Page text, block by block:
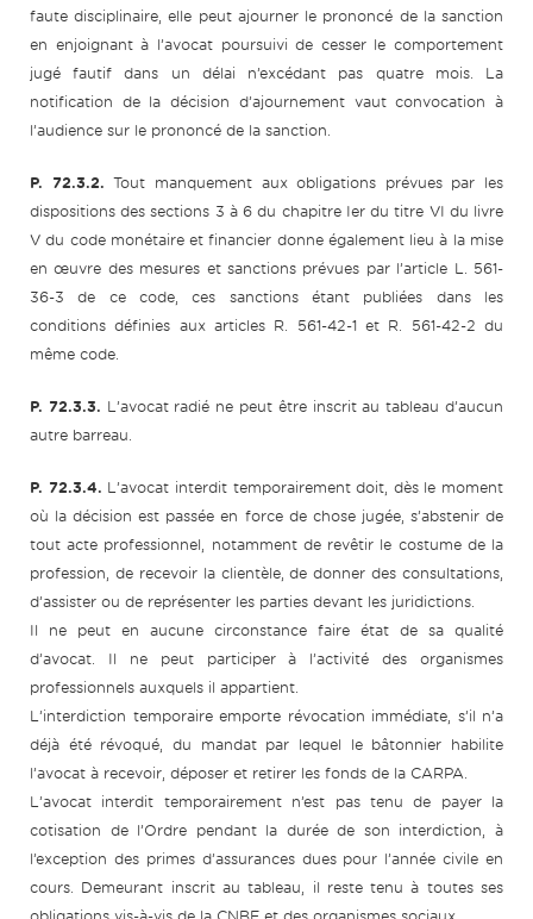
faute disciplinaire, elle peut ajourner le prononcé de la sanction
en enjoignant à l’avocat poursuivi de cesser le comportement
jugé fautif dans un délai n’excédant pas quatre mois. La
notification de la décision d’ajournement vaut convocation à
l’audience sur le prononcé de la sanction.
P. 72.3.2. Tout manquement aux obligations prévues par les
dispositions des sections 3 à 6 du chapitre Ier du titre VI du livre
V du code monétaire et financier donne également lieu à la mise
en œuvre des mesures et sanctions prévues par l’article L. 561-
36-3 de ce code, ces sanctions étant publiées dans les
conditions définies aux articles R. 561-42-1 et R. 561-42-2 du
même code.
P. 72.3.3. L’avocat radié ne peut être inscrit au tableau d’aucun
autre barreau.
P. 72.3.4. L’avocat interdit temporairement doit, dès le moment
où la décision est passée en force de chose jugée, s’abstenir de
tout acte professionnel, notamment de revêtir le costume de la
profession, de recevoir la clientèle, de donner des consultations,
d’assister ou de représenter les parties devant les juridictions.
Il ne peut en aucune circonstance faire état de sa qualité
d’avocat. Il ne peut participer à l’activité des organismes
professionnels auxquels il appartient.
L’interdiction temporaire emporte révocation immédiate, s’il n’a
déjà été révoqué, du mandat par lequel le bâtonnier habilite
l’avocat à recevoir, déposer et retirer les fonds de la CARPA.
L’avocat interdit temporairement n’est pas tenu de payer la
cotisation de l’Ordre pendant la durée de son interdiction, à
l’exception des primes d’assurances dues pour l’année civile en
cours. Demeurant inscrit au tableau, il reste tenu à toutes ses